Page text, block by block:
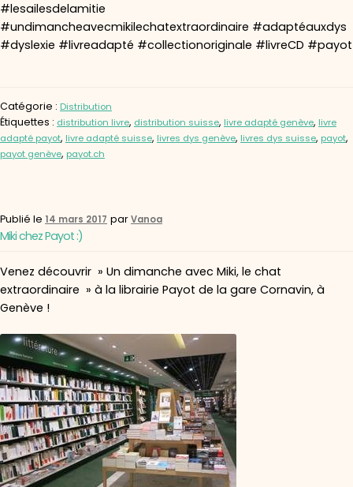
#lesailesdelamitie
#undimancheavecmikilechatextraordinaire #adaptéauxdys
#dyslexie #livreadapté #collectionoriginale #livreCD #payot
Catégorie : Distribution
Étiquettes : distribution livre, distribution suisse, livre adapté genève, livre
adapté payot, livre adapté suisse, livres dys genève, livres dys suisse, payot,
payot genève, payot.ch
Publié le 14 mars 2017 parVanoa
Miki chez Payot :)
Venez découvrir » Un dimanche avec Miki, le chat
extraordinaire » à la librairie Payot de la gare Cornavin, à
Genève !